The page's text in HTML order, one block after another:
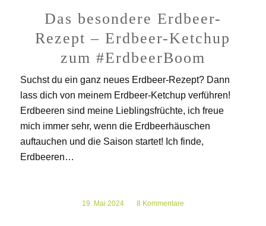
Das besondere Erdbeer-
Rezept – Erdbeer-Ketchup
zum #ErdbeerBoom
Suchst du ein ganz neues Erdbeer-Rezept? Dann
lass dich von meinem Erdbeer-Ketchup verführen!
Erdbeeren sind meine Lieblingsfrüchte, ich freue
mich immer sehr, wenn die Erdbeerhäuschen
auftauchen und die Saison startet! Ich finde,
Erdbeeren…
19. Mai 2024 8 Kommentare